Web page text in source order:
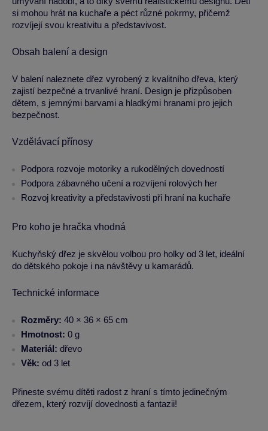
si mohou hrát na kuchaře a péct různé pokrmy, přičemž
rozvíjejí svou kreativitu a představivost.
Obsah balení a design
V balení naleznete dřez vyrobený z kvalitního dřeva, který
zajistí bezpečné a trvanlivé hraní. Design je přizpůsoben
dětem, s jemnými barvami a hladkými hranami pro jejich
bezpečnost.
Vzdělávací přínosy
Podpora rozvoje motoriky a rukodělných dovedností
Podpora zábavného učení a rozvíjení rolových her
Rozvoj kreativity a představivosti při hraní na kuchaře
Pro koho je hračka vhodná
Kuchyňský dřez je skvělou volbou pro holky od 3 let, ideální
do dětského pokoje i na návštěvy u kamarádů.
Technické informace
Rozměry: 40 × 36 × 65 cm
Hmotnost: 0 g
Materiál: dřevo
Věk: od 3 let
Přineste svému dítěti radost z hraní s tímto jedinečným
dřezem, který rozvíjí dovednosti a fantazii!